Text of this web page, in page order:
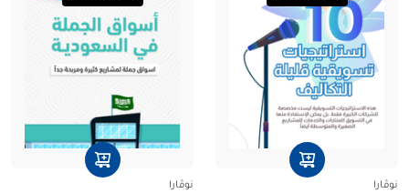
نوڤارا نوڤارا